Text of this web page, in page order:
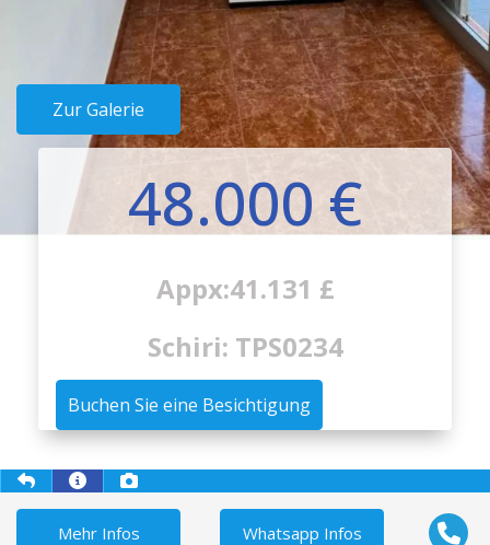
Zur Galerie
48.000 €
Appx:41.131 £
Schiri: TPS0234
Buchen Sie eine Besichtigung
Mehr Infos Whatsapp Infos